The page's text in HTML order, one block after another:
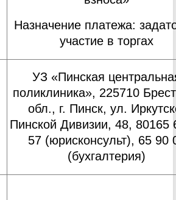
Назначение платежа:
участие в торгах
УЗ «Пинская
поликлиника», 225710
обл., г. Пинск, ул.
Пинской Дивизии, 48, 80165
57 (юрисконсульт), 65 90
(бухгалтерия)